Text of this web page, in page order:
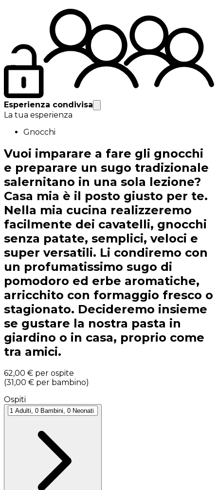
Esperienza condivisa
La tua esperienza
Gnocchi
Vuoi imparare a fare gli gnocchi
e preparare un sugo tradizionale
salernitano in una sola lezione?
Casa mia è il posto giusto per te.
Nella mia cucina realizzeremo
facilmente dei cavatelli, gnocchi
senza patate, semplici, veloci e
super versatili. Li condiremo con
un profumatissimo sugo di
pomodoro ed erbe aromatiche,
arricchito con formaggio fresco o
stagionato. Decideremo insieme
se gustare la nostra pasta in
giardino o in casa, proprio come
tra amici.
62,00 € per ospite
(31,00 € per bambino)
Ospiti